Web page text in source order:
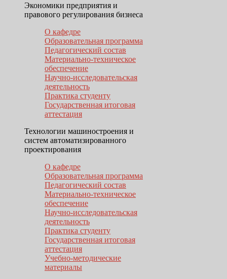
Экономики предприятия и
правового регулирования бизнеса
О кафедре
Образовательная программа
Педагогический состав
Материально-техническое
обеспечение
Научно-исследовательская
деятельность
Практика студенту
Государственная итоговая
аттестация
Технологии машиностроения и
систем автоматизированного
проектирования
О кафедре
Образовательная программа
Педагогический состав
Материально-техническое
обеспечение
Научно-исследовательская
деятельность
Практика студенту
Государственная итоговая
аттестация
Учебно-методические
материалы